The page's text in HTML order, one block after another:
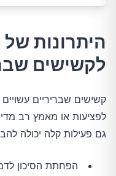
היתרונות
לקשישים
קשישים שבריריים
לפציעות או מאמץ רב
גם פעילות קלה יכולה
הפחתת הסיכון